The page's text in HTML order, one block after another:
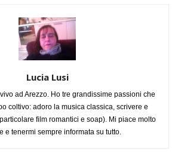
Lucia Lusi
ad Arezzo. Ho tre grandissime passioni che
coltivo: adoro la musica classica, scrivere e
film romantici e soap). Mi piace molto
e tenermi sempre informata su tutto.